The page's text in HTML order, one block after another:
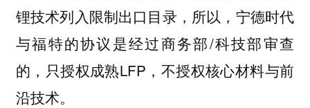
锂技术列入限制出口目录，所以，宁德时代
与福特的协议是经过商务部/科技部审查
的，只授权成熟LFP，不授权核心材料与前
沿技术。